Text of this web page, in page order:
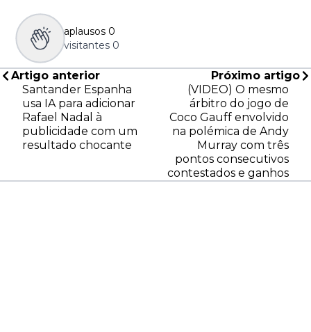
aplausos 0
visitantes 0
Artigo anterior
Santander Espanha
usa IA para adicionar
Rafael Nadal à
publicidade com um
resultado chocante
Próximo artigo
(VIDEO) O mesmo
árbitro do jogo de
Coco Gauff envolvido
na polémica de Andy
Murray com três
pontos consecutivos
contestados e ganhos